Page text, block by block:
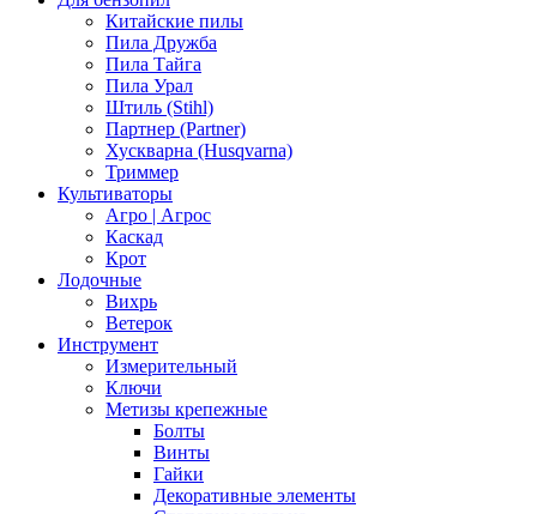
Китайские пилы
Пила Дружба
Пила Тайга
Пила Урал
Штиль (Stihl)
Партнер (Partner)
Хускварна (Husqvarna)
Триммер
Культиваторы
Агро | Агрос
Каскад
Крот
Лодочные
Вихрь
Ветерок
Инструмент
Измерительный
Ключи
Метизы крепежные
Болты
Винты
Гайки
Декоративные элементы